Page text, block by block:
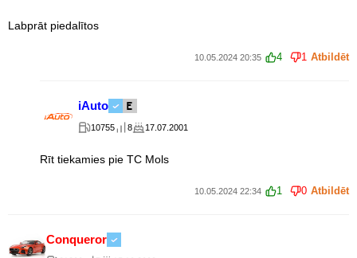
Labprāt piedalītos
10.05.2024 20:35 4 1 Atbildēt
iAuto
10755 8 17.07.2001
Rīt tiekamies pie TC Mols
10.05.2024 22:34 1 0 Atbildēt
Conqueror